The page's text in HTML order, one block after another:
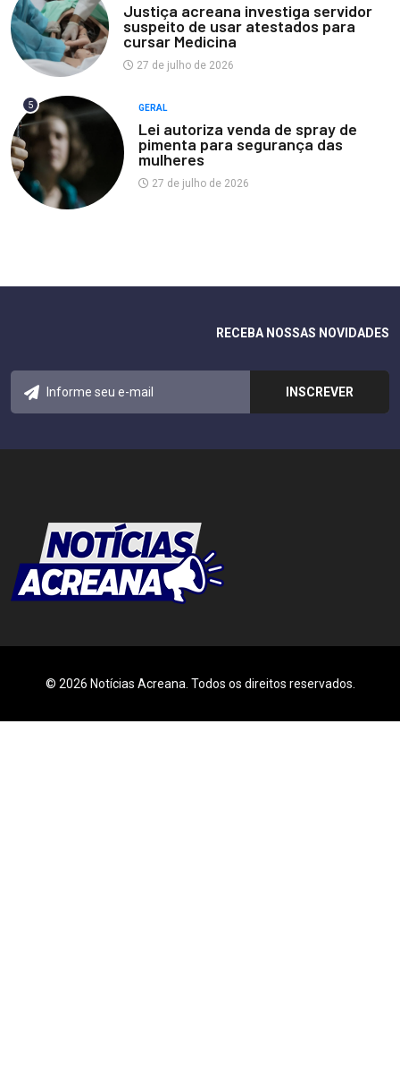
Justiça acreana investiga servidor
suspeito de usar atestados para
cursar Medicina
27 de julho de 2026
5 GERAL
Lei autoriza venda de spray de
pimenta para segurança das
mulheres
27 de julho de 2026
RECEBA NOSSAS NOVIDADES
© 2026 Notícias Acreana. Todos os direitos reservados.